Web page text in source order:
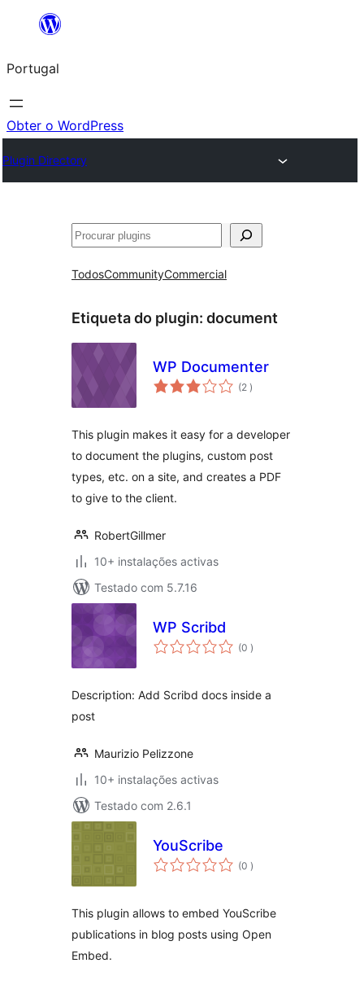
Saltar
o
conteúdo
Portugal
Obter o WordPress
Plugin Directory
Pesquisar
TodosCommunityCommercial
Etiqueta do plugin: document
WP Documenter
(2 classificações
)
This plugin makes it easy for a developer
to document the plugins, custom post
types, etc. on a site, and creates a PDF
to give to the client.
RobertGillmer
10+ instalações activas
Testado com 5.7.16
WP Scribd
(0 classificações
)
Description: Add Scribd docs inside a
post
Maurizio Pelizzone
10+ instalações activas
Testado com 2.6.1
YouScribe
(0 classificações
)
This plugin allows to embed YouScribe
publications in blog posts using Open
Embed.